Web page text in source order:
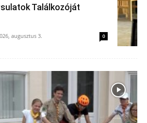
Találkozóját
augusztus 3. 0